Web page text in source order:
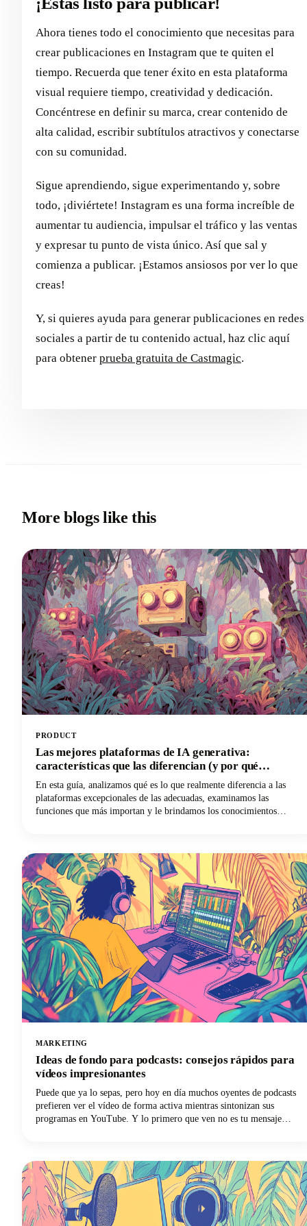
Ahora tienes todo el conocimiento que necesitas para
crear publicaciones en Instagram que te quiten el
tiempo. Recuerda que tener éxito en esta plataforma
visual requiere tiempo, creatividad y dedicación.
Concéntrese en definir su marca, crear contenido de
alta calidad, escribir subtítulos atractivos y conectarse
con su comunidad.
Sigue aprendiendo, sigue experimentando y, sobre
todo, ¡diviértete! Instagram es una forma increíble de
aumentar tu audiencia, impulsar el tráfico y las ventas
y expresar tu punto de vista único. Así que sal y
comienza a publicar. ¡Estamos ansiosos por ver lo que
creas!
Y, si quieres ayuda para generar publicaciones en redes
sociales a partir de tu contenido actual, haz clic aquí
para obtener prueba gratuita de Castmagic.
More blogs like this
PRODUCT
Las mejores plataformas de IA generativa:
características que las diferencian (y por qué
Castmagic es líder entre los creadores de contenido)
En esta guía, analizamos qué es lo que realmente diferencia a las
plataformas excepcionales de las adecuadas, examinamos las
funciones que más importan y le brindamos los conocimientos
vídeo, descubrirás por qué Castmagic se ha convertido en la mejor
opción.
MARKETING
Ideas de fondo para podcasts: consejos rápidos para
vídeos impresionantes
Puede que ya lo sepas, pero hoy en día muchos oyentes de podcasts
prefieren ver el vídeo de forma activa mientras sintonizan sus
programas en YouTube. Y lo primero que ven no es tu mensaje